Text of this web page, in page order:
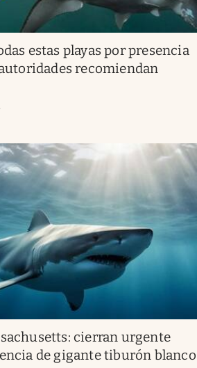
estas playas por presencia
recomiendan
cierran urgente
de gigante tiburón blanco